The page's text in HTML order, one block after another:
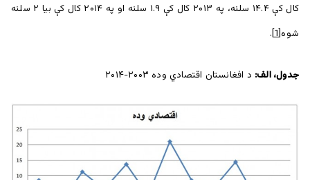
کال کې ۱۴.۴ سلنه، په ۲۰۱۳ کال کې ۱.۹ سلنه او په ۲۰۱۴ کال کې بیا ۲ سلنه
شوه[1]
.
جدول، الف: د افغانستان اقتصادي وده ۲۰۰۳-۲۰۱۴